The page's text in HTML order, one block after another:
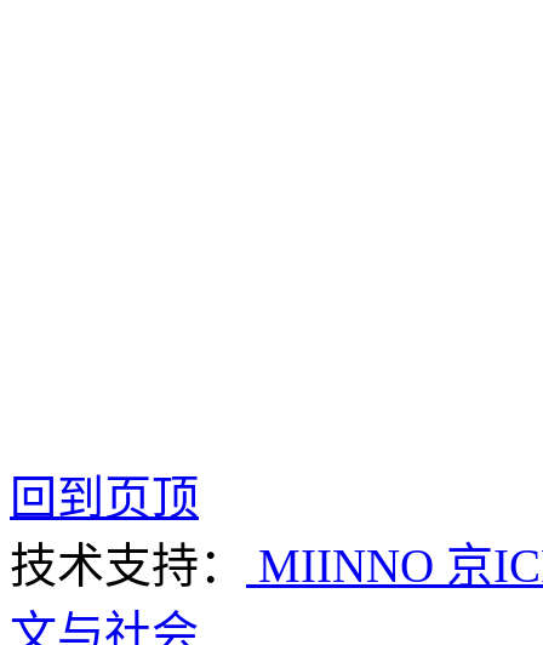
回到页顶
技术支持：
MIINNO 京
文与社会